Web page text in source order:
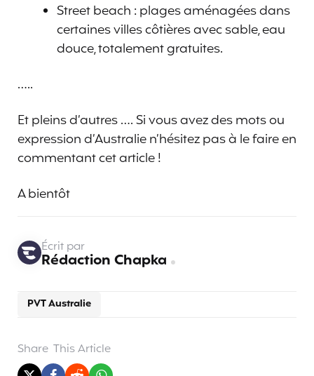
Street beach : plages aménagées dans
certaines villes côtières avec sable, eau
douce, totalement gratuites.
…..
Et pleins d’autres …. Si vous avez des mots ou
expression d’Australie n’hésitez pas à le faire en
commentant cet article !
A bientôt
PVT Australie
Écrit par
Rédaction Chapka
Share This Article